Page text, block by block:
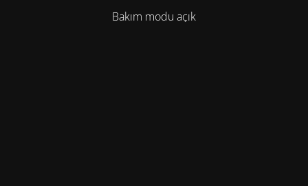
Bakım modu açık